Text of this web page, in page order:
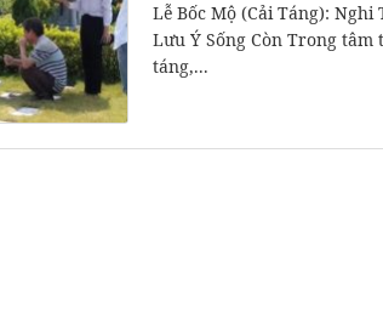
Lễ Bốc Mộ (Cải Táng):
Lưu Ý Sống Còn Trong tâm
táng,...